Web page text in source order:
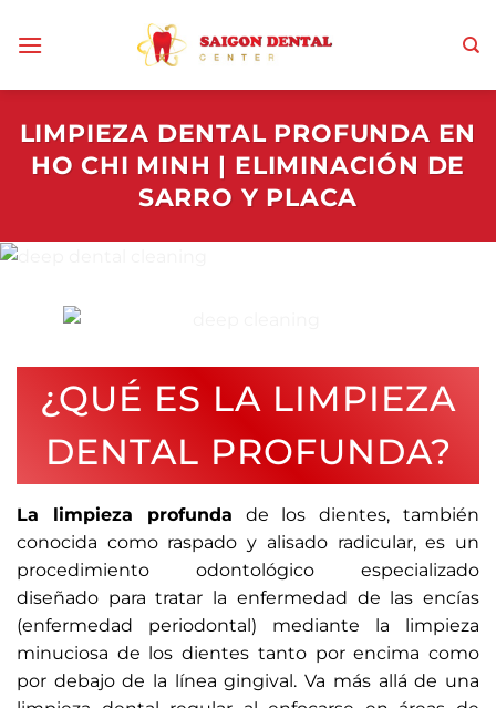
LIMPIEZA DENTAL PROFUNDA EN
HO CHI MINH | ELIMINACIÓN DE
SARRO Y PLACA
¿QUÉ ES LA LIMPIEZA
DENTAL PROFUNDA?
La limpieza profunda de los dientes, también
conocida como raspado y alisado radicular, es un
procedimiento odontológico especializado
diseñado para tratar la enfermedad de las encías
(enfermedad periodontal) mediante la limpieza
minuciosa de los dientes tanto por encima como
por debajo de la línea gingival. Va más allá de una